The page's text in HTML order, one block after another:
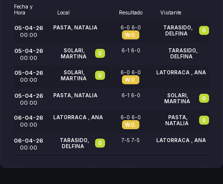
Fecha y
Hora
Local Resultado Visitante
05-04-26
00:00
PASTA, NATALIA
6-0 6-0
W.O.
TARASIDO,
DELFINA
G
05-04-26
00:00
SOLARI,
MARTINA
G 6-1 6-0
TARASIDO,
DELFINA
05-04-26
00:00
SOLARI,
MARTINA
G
6-0 6-0
W.O.
LATORRACA , ANA
05-04-26
00:00
PASTA, NATALIA 6-1 6-0
SOLARI,
MARTINA
G
06-04-26
00:00
LATORRACA , ANA
6-0 6-0
W.O.
PASTA,
NATALIA
G
06-04-26
00:00
TARASIDO,
DELFINA
G 7-5 7-5 LATORRACA , ANA